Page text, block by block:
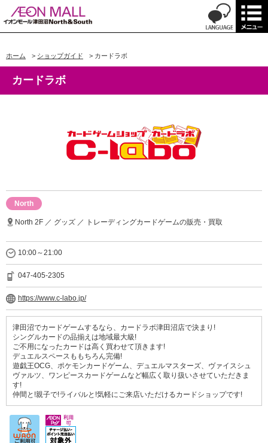
ホーム > ショップガイド > カードラボ
カードラボ
North
North 2F ／ グッズ ／ トレーディングカードゲームの販売・買取
10:00～21:00
047-405-2305
https://www.c-labo.jp/
津田沼でカードゲームするなら、カードラボ津田沼店で決まり!
シングルカードの品揃えは地域最大級!
ご不用になったカードは高く買わせて頂きます!
デュエルスペースももちろん完備!
遊戯王OCG、ポケモンカードゲーム、デュエルマスターズ、ヴァイスシュ
ヴァルツ、ワンピースカードゲームなど幅広く取り扱いさせていただきま
す!
仲間と!親子で!ライバルと!気軽にご来店いただけるカードショップです!